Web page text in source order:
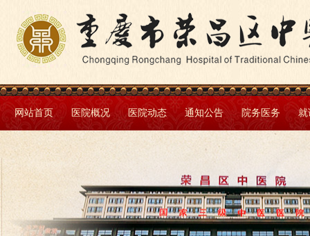
网站首页 医院概况 医院动态 通知公告 院务医务 就